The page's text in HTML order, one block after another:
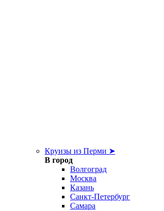
Круизы из Перми ➤
В город
Волгоград
Москва
Казань
Санкт-Петербург
Самара